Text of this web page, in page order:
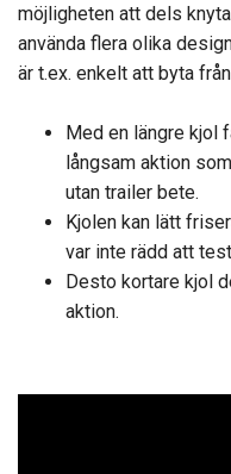
möjligheten att dels
använda flera olika
är t.ex. enkelt att byta
Med en längre kjol
långsam aktion
utan trailer bete.
Kjolen kan lätt
var inte rädd att
Desto kortare kjol
aktion.